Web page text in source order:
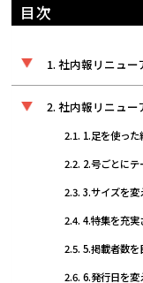
目次
社内報リニュー
社内報リニュー
1.足を使っ
2.号ごとに
3.サイズを変
4.特集を充実
5.掲載者数を
6.発行日を変